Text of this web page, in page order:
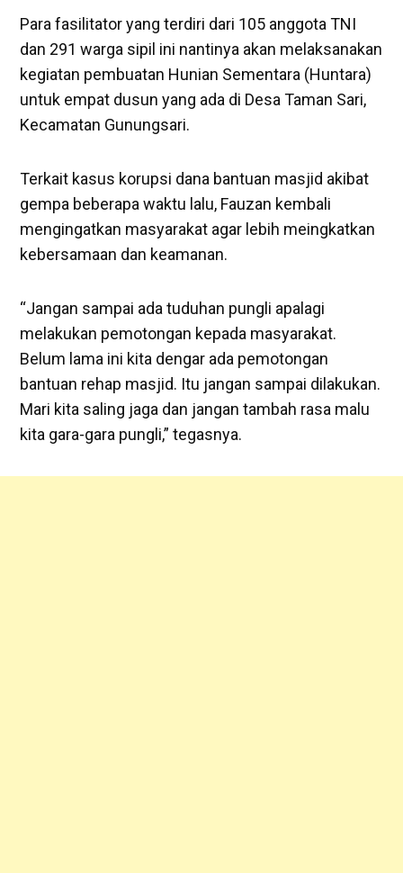
Para fasilitator yang terdiri dari 105 anggota TNI
dan 291 warga sipil ini nantinya akan melaksanakan
kegiatan pembuatan Hunian Sementara (Huntara)
untuk empat dusun yang ada di Desa Taman Sari,
Kecamatan Gunungsari.
Terkait kasus korupsi dana bantuan masjid akibat
gempa beberapa waktu lalu, Fauzan kembali
mengingatkan masyarakat agar lebih meingkatkan
kebersamaan dan keamanan.
“Jangan sampai ada tuduhan pungli apalagi
melakukan pemotongan kepada masyarakat.
Belum lama ini kita dengar ada pemotongan
bantuan rehap masjid. Itu jangan sampai dilakukan.
Mari kita saling jaga dan jangan tambah rasa malu
kita gara-gara pungli,” tegasnya.